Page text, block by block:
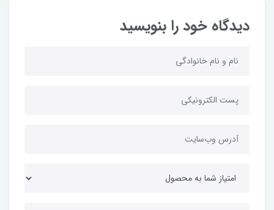
دیدگاه خود را بنویسید